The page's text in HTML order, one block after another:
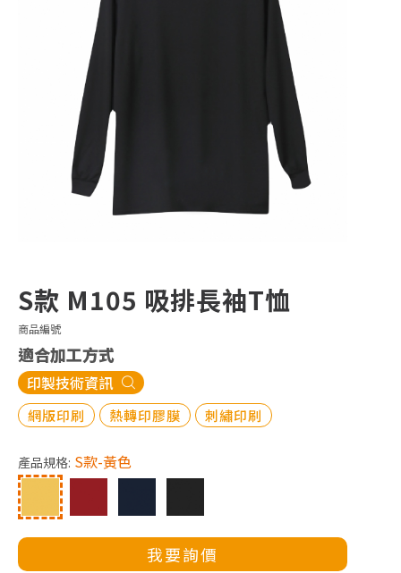
S款 M105 吸排長袖T恤
商品編號
適合加工方式
印製技術資訊
網版印刷 熱轉印膠膜 刺繡印刷
產品規格: S款-黃色
我要詢價